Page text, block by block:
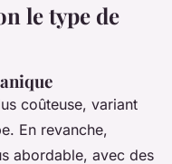
le type de
coûteuse, variant
En revanche,
abordable, avec des